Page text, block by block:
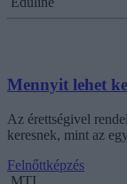
Mennyit lehet
Az érettségivel
keresnek, mint az
Felnőttképzés
MTI